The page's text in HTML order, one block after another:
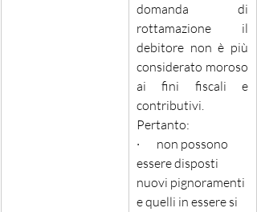
domanda di
rottamazione il
debitore non è più
considerato moroso
ai fini fiscali e
contributivi.
Pertanto:
·       non possono
essere disposti
nuovi pignoramenti
e quelli in essere si